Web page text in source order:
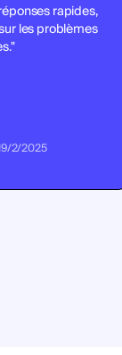
rapides,
les problèmes
2/2025